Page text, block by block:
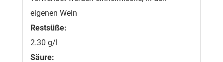
eigenen Wein
Restsüße:
2.30 g/l
Säure: